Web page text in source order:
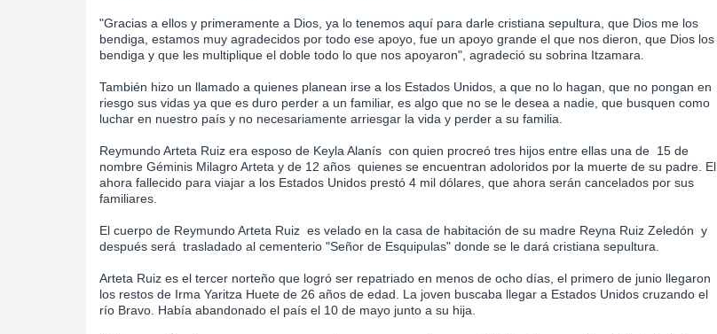
"Gracias a ellos y primeramente a Dios, ya lo tenemos aquí para darle cristiana sepultura, que Dios me los
bendiga, estamos muy agradecidos por todo ese apoyo, fue un apoyo grande el que nos dieron, que Dios los
bendiga y que les multiplique el doble todo lo que nos apoyaron", agradeció su sobrina Itzamara.
También hizo un llamado a quienes planean irse a los Estados Unidos, a que no lo hagan, que no pongan en
riesgo sus vidas ya que es duro perder a un familiar, es algo que no se le desea a nadie, que busquen como
luchar en nuestro país y no necesariamente arriesgar la vida y perder a su familia.
Reymundo Arteta Ruiz era esposo de Keyla Alanís con quien procreó tres hijos entre ellas una de 15 de
nombre Géminis Milagro Arteta y de 12 años quienes se encuentran adoloridos por la muerte de su padre. El
ahora fallecido para viajar a los Estados Unidos prestó 4 mil dólares, que ahora serán cancelados por sus
familiares.
El cuerpo de Reymundo Arteta Ruiz es velado en la casa de habitación de su madre Reyna Ruiz Zeledón y
después será trasladado al cementerio "Señor de Esquipulas" donde se le dará cristiana sepultura.
Arteta Ruiz es el tercer norteño que logró ser repatriado en menos de ocho días, el primero de junio llegaron
los restos de Irma Yaritza Huete de 26 años de edad. La joven buscaba llegar a Estados Unidos cruzando el
río Bravo. Había abandonado el país el 10 de mayo junto a su hija.